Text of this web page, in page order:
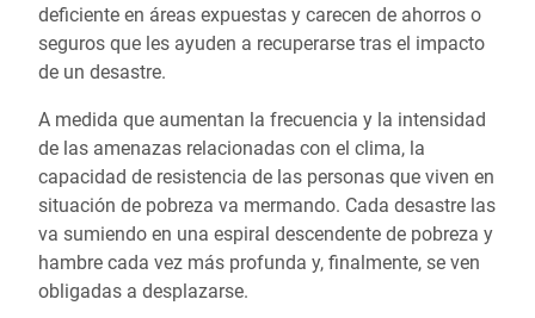
deficiente en áreas expuestas y carecen de ahorros o
seguros que les ayuden a recuperarse tras el impacto
de un desastre.
A medida que aumentan la frecuencia y la intensidad
de las amenazas relacionadas con el clima, la
capacidad de resistencia de las personas que viven en
situación de pobreza va mermando. Cada desastre las
va sumiendo en una espiral descendente de pobreza y
hambre cada vez más profunda y, finalmente, se ven
obligadas a desplazarse.